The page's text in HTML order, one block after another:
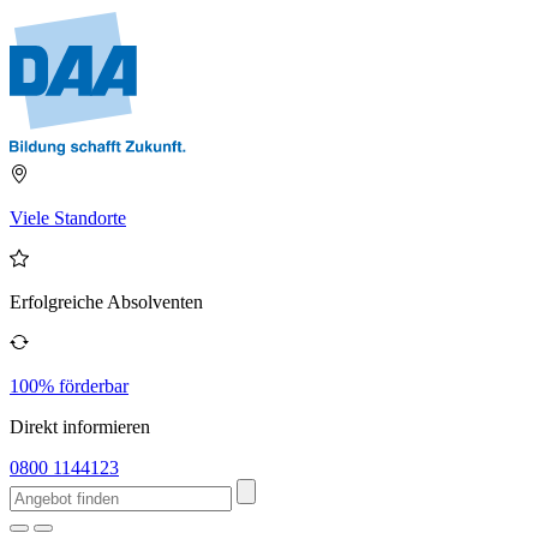
Viele Standorte
Erfolgreiche Absolventen
100% förderbar
Direkt informieren
0800 1144123